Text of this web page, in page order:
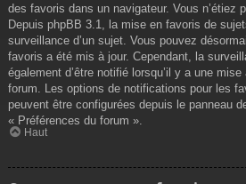
des favoris dans un navigateur. Vous n’étiez
Depuis phpBB 3.1, la mise en favoris de
surveillance d’un sujet. Vous pouvez
favoris a été mis à jour. Cependant, la
également d’être notifié lorsqu’il y a une
forum. Les options de notifications pour les
peuvent être configurées depuis le panneau
« Préférences du forum ».
Haut